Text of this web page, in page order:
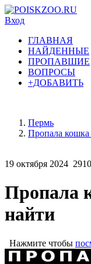
Вход
ГЛАВНАЯ
НАЙДЕННЫЕ
ПРОПАВШИЕ
ВОПРОСЫ
+ДОБАВИТЬ
Пермь
Пропала
19 октября 2024
Пропала
найти
Нажмите чтобы